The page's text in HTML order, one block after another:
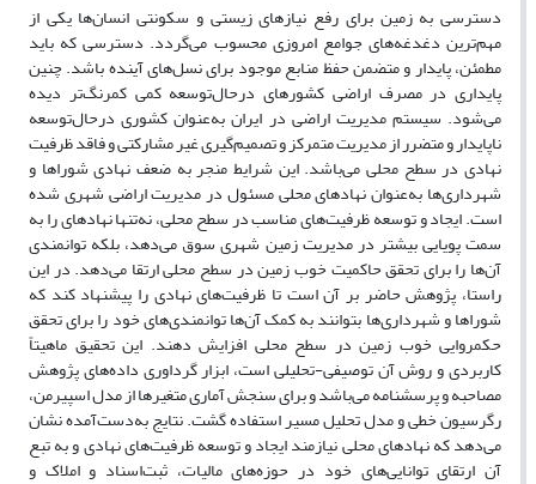
دسترسی به زمین برای رفع نیازهای زیستی و سکونتی انسان‌ها یکی از
مهم‌ترین دغدغه‌های جوامع امروزی محسوب می‌گردد. دسترسی که باید
مطمئن، پایدار و متضمن حفظ منابع موجود برای نسل‌های آینده باشد. چنین
پایداری در مصرف اراضی کشورهای درحال‌توسعه کمی کمرنگ‌تر دیده
می‌شود. سیستم مدیریت اراضی در ایران به‌عنوان کشوری درحال‌توسعه
ناپایدار و متضرر از مدیریت متمرکز و تصمیم‌گیری غیر مشارکتی و فاقد ظرفیت
نهادی در سطح محلی می‌باشد. این شرایط منجر به ضعف نهادی شوراها و
شهرداری‌ها به‌عنوان نهادهای محلی مسئول در مدیریت اراضی شهری شده
است. ایجاد و توسعه ظرفیت‌های مناسب در سطح محلی، نه‌تنها نهادهای را به
سمت پویایی بیشتر در مدیریت زمین شهری سوق می‌دهد، بلکه توانمندی
آن‌ها را برای تحقق حاکمیت خوب زمین در سطح محلی ارتقا می‌دهد. در این
راستا، پژوهش حاضر بر آن است تا ظرفیت‌های نهادی را پیشنهاد کند که
شوراها و شهرداری‌ها بتوانند به کمک آن‌ها توانمندی‌های خود را برای تحقق
حکمروایی خوب زمین در سطح محلی افزایش دهند. این تحقیق ماهیتاً
کاربردی و روش آن توصیفی-تحلیلی است، ابزار گرداوری داده‌های پژوهش
مصاحبه و پرسشنامه می‌باشد و برای سنجش آماری متغیرها از مدل اسپیرمن،
رگرسیون خطی و مدل تحلیل مسیر استفاده گشت. نتایج به‌دست‌آمده نشان
می‌دهد که نهادهای محلی نیازمند ایجاد و توسعه ظرفیت‌های نهادی و به تبع
آن ارتقای توانایی‌های خود در حوزه‌های مالیات، ثبت‌اسناد و املاک و